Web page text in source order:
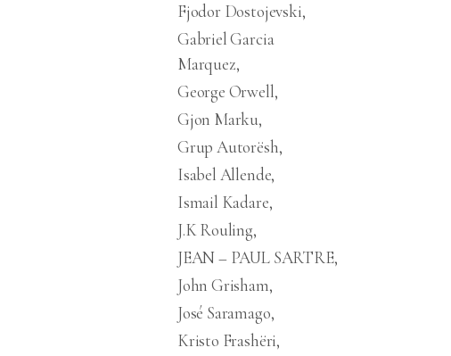
Fjodor Dostojevski
Gabriel Garcia
Marquez
George Orwell
Gjon Marku
Grup Autorësh
Isabel Allende
Ismail Kadare
J.K Rouling
JEAN – PAUL SARTRE
John Grisham
José Saramago
Kristo Frashëri